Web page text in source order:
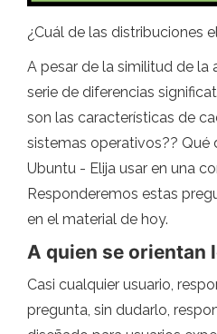
¿Cuál de las distribuciones
A pesar de la similitud de la
serie de diferencias
son las características de
sistemas operativos?? Qué
Ubuntu - Elija usar en una
Responderemos estas
en el material de hoy.
A quien se orientan
Casi cualquier usuario,
pregunta, sin dudarlo,